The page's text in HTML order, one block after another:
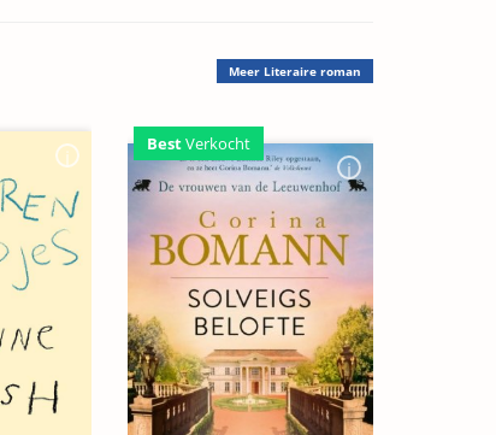
Meer Literaire roman
BestVerkocht